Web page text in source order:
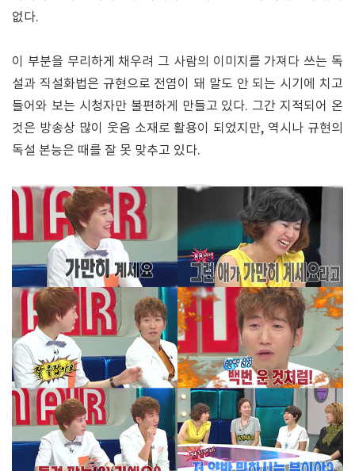
없다.
이 부분을 무리하게 채우려 그 사람의 이미지를 가져다 쓰는 독
설과 직설화법은 규현으로 전염이 돼 말도 안 되는 시기에 치고
들어와 보는 시청자만 불편하게 만들고 있다. 그간 지적되어 온
것은 방송상 많이 웃음 소재로 활용이 되었지만, 역시나 규현의
독설 본능은 때를 잘 못 맞추고 있다.